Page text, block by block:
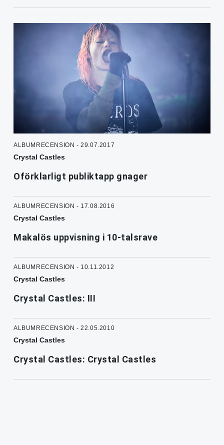
ALBUMRECENSION - 29.07.2017
Crystal Castles
Oförklarligt publiktapp gnager
ALBUMRECENSION - 17.08.2016
Crystal Castles
Makalös uppvisning i 10-talsrave
ALBUMRECENSION - 10.11.2012
Crystal Castles
Crystal Castles: III
ALBUMRECENSION - 22.05.2010
Crystal Castles
Crystal Castles: Crystal Castles